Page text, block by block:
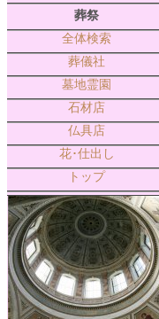
葬祭
全体検索
葬儀社
墓地霊園
石材店
仏具店
花･仕出し
トップ